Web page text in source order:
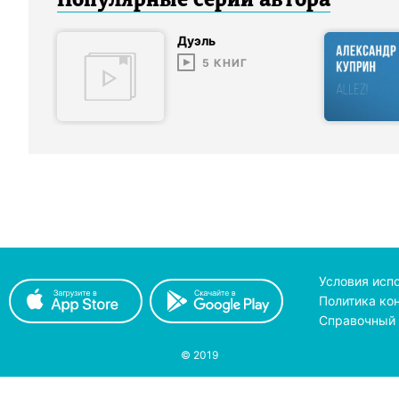
Дуэль
5 КНИГ
Условия
Политика
Справочный
© 2019